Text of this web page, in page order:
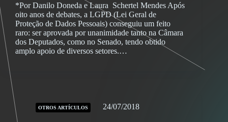
*Por Danilo Doneda e Laura Schertel Mendes Após
oito anos de debates, a LGPD (Lei Geral de
Proteção de Dados Pessoais) conseguiu um feito
raro: ser aprovada por unanimidade tanto na Câmara
dos Deputados, como no Senado, tendo obtido
amplo apoio de diversos setores.…
OTROS ARTÍCULOS 24/07/2018